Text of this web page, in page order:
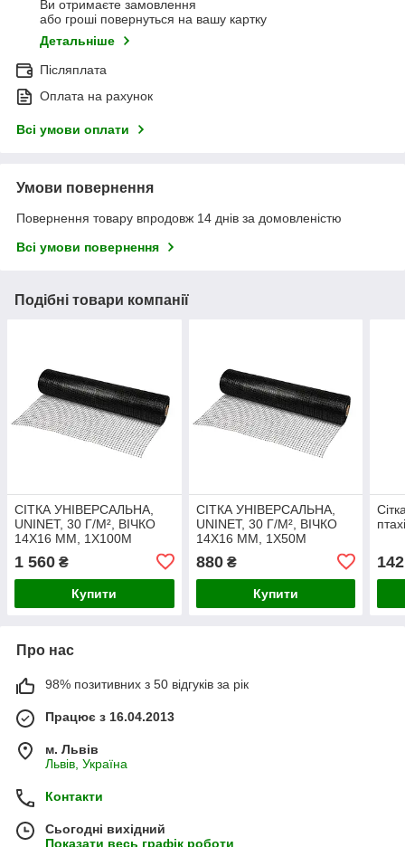
Ви отримаєте замовлення
або гроші повернуться на вашу картку
Детальніше
Післяплата
Оплата на рахунок
Всі умови оплати
Умови повернення
Повернення товару впродовж 14 днів за домовленістю
Всі умови повернення
Подібні товари компанії
СІТКА УНІВЕРСАЛЬНА,
UNINET, 30 Г/М², ВІЧКО
14Х16 ММ, 1Х100М
1 560 ₴
Купити
СІТКА УНІВЕРСАЛЬНА,
UNINET, 30 Г/М², ВІЧКО
14Х16 ММ, 1Х50М
880₴
Купити
142
Про нас
98% позитивних з 50 відгуків за рік
Працює з 16.04.2013
м. Львів
Львів, Україна
Контакти
Сьогодні вихідний
Показати весь графік роботи